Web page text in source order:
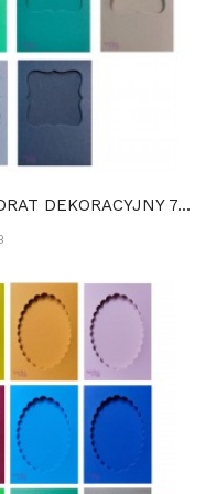
DEKORACYJNY 7...